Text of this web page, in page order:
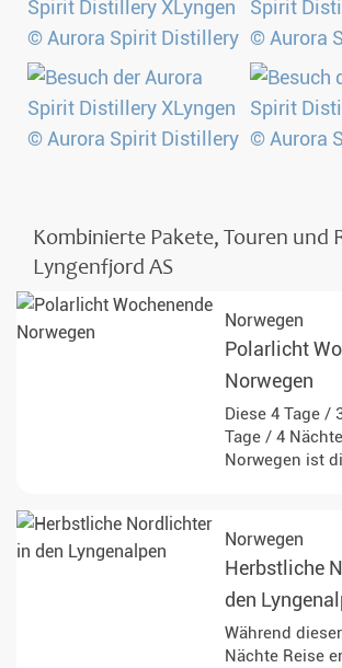
Kombinierte Pakete, Touren und
Lyngenfjord AS
Norwegen
Polarlicht
Norwegen
Diese 4 Tage /
Tage / 4
Norwegen ist
Chancen auf
verbringen Sie
einzigartige
nach Ihren
Norwegen
Herbstliche
den
Während
Nächte Reise